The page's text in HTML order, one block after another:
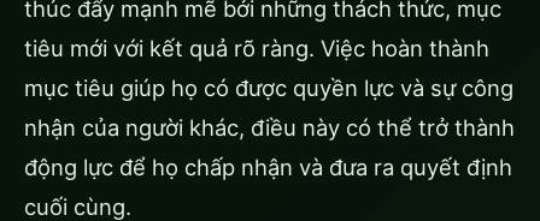
thúc đẩy mạnh mẽ bởi những thách thức, mục
tiêu mới với kết quả rõ ràng. Việc hoàn thành
mục tiêu giúp họ có được quyền lực và sự công
nhận của người khác, điều này có thể trở thành
động lực để họ chấp nhận và đưa ra quyết định
cuối cùng.